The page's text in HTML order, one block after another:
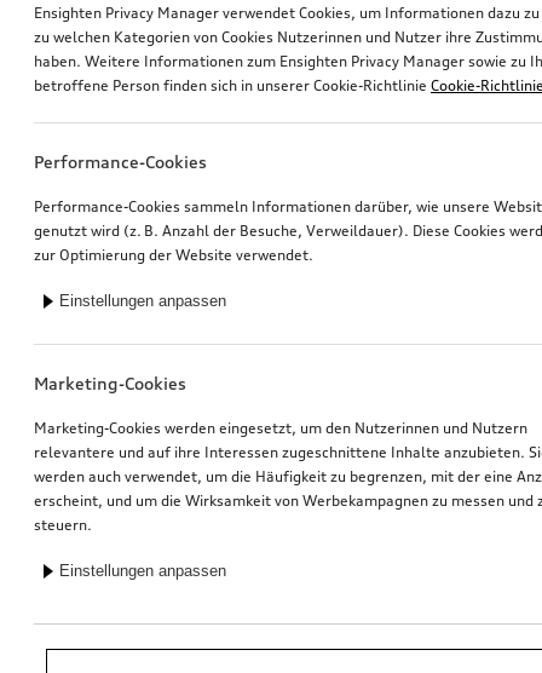
*Unverbindliche Preisempfehlung der Importeurin AMAG Import AG. Inkl.
gesetzlicher MwSt. Preise beim Audi Partner können abweichen; weitere
Ensighten Privacy Manager verwendet Cookies, um Informationen dazu
zu welchen Kategorien von Cookies Nutzerinnen und Nutzer ihre
haben. Weitere Informationen zum Ensighten Privacy Manager sowie zu
betroffene Person finden sich in unserer Cookie-Richtlinie Cookie-
Performance-Cookies
Performance-Cookies sammeln Informationen darüber, wie unsere
genutzt wird (z. B. Anzahl der Besuche, Verweildauer). Diese Cookies
zur Optimierung der Website verwendet.
Einstellungen anpassen
Marketing-Cookies
Marketing-Cookies werden eingesetzt, um den Nutzerinnen und Nutzern
relevantere und auf ihre Interessen zugeschnittene Inhalte anzubieten.
werden auch verwendet, um die Häufigkeit zu begrenzen, mit der eine
erscheint, und um die Wirksamkeit von Werbekampagnen zu messen und
steuern.
Einstellungen anpassen